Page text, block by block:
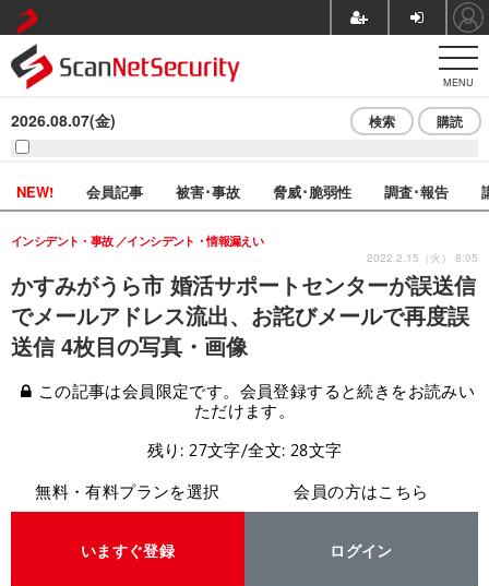
MENU
2026.08.07(金) 検索 購読
NEW! 会員記事 被害･事故 脅威･脆弱性 調査･報告
かすみがうら市 婚活サポートセンターが誤送信
でメールアドレス流出、お詫びメールで再度誤
送信 4枚目の写真・画像
インシデント・事故 インシデント・情報漏えい
2022.2.15（火） 8:05
この記事は会員限定です。会員登録すると続きをお読みい
ただけます。
残り: 27文字/全文: 28文字
無料・有料プランを選択
いますぐ登録
会員の方はこちら
ログイン